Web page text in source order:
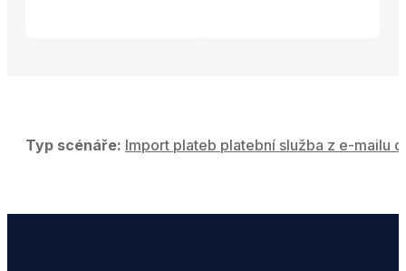
Typ scénáře: Import plateb platební služba z e-mailu